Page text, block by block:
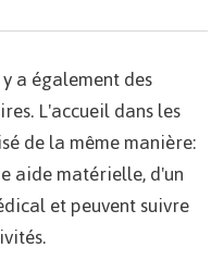
a également des
L'accueil dans les
de la même manière:
aide matérielle, d'un
et peuvent suivre